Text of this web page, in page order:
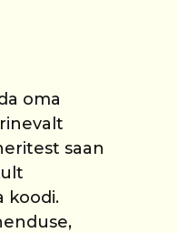
oma
saan
koodi.